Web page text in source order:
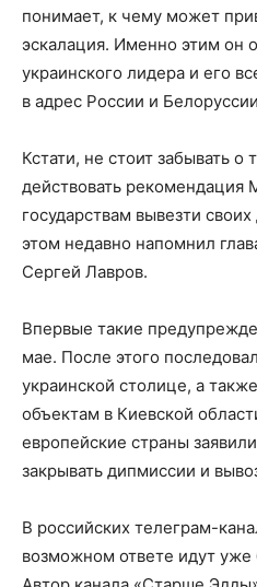
понимает, к чему может
эскалация. Именно этим он
украинского лидера и его
в адрес России и
Кстати, не стоит забывать
действовать рекомендация
государствам вывезти
этом недавно напомнил
Сергей Лавров.
Впервые такие
мае. После этого
украинской столице, а
объектам в Киевской
европейские страны
закрывать дипмиссии и
В российских телеграм-
возможном ответе идут уже